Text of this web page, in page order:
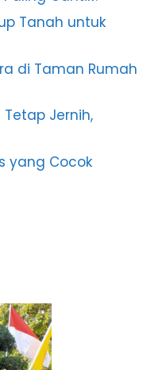
Tanah untuk
di Taman Rumah
Jernih,
yang Cocok